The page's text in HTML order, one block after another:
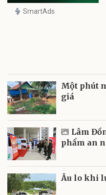
SmartAds
Một phút
giá
Lâm
phẩm an
Âu lo khi